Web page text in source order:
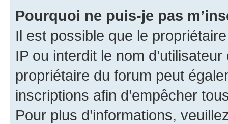
Pourquoi ne puis-je pas
Il est possible que le
IP ou interdit le nom
propriétaire du forum peut
inscriptions afin d’empêcher
Pour plus d’informations,